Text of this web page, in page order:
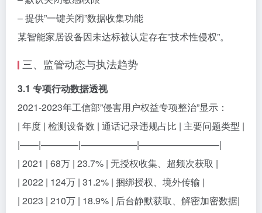
– 提供”一键关闭”数据收集功能
某智能家居设备因未达标被认定存在”技术性侵权”。
三、监管动态与执法趋势
3.1 专项行动数据透视
2021-2023年工信部”侵害用户权益专项整治”显示：
| 年度 | 检测设备数 | 通话记录违规占比 | 主要问题类型 |
|——|————|——————|————————–|
| 2021 | 68万 | 23.7% | 无授权收集、超频次获取 |
| 2022 | 124万 | 31.2% | 捆绑授权、境外传输 |
| 2023 | 210万 | 18.9% | 后台静默获取、解密加密数据|